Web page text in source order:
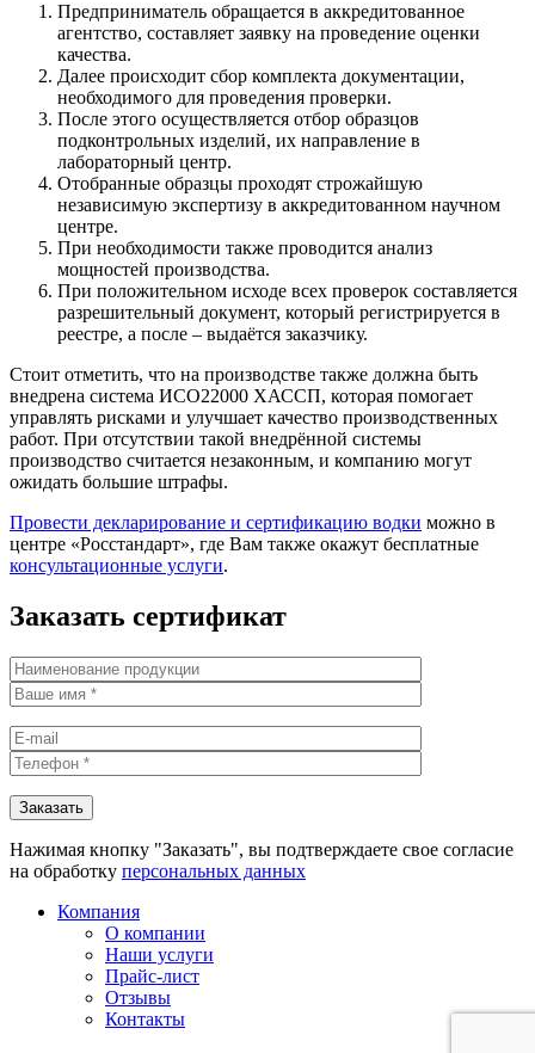
Предприниматель обращается в аккредитованное
агентство, составляет заявку на проведение оценки
качества.
Далее происходит сбор комплекта документации,
необходимого для проведения проверки.
После этого осуществляется отбор образцов
подконтрольных изделий, их направление в
лабораторный центр.
Отобранные образцы проходят строжайшую
независимую экспертизу в аккредитованном научном
центре.
При необходимости также проводится анализ
мощностей производства.
При положительном исходе всех проверок составляется
разрешительный документ, который регистрируется в
реестре, а после – выдаётся заказчику.
Стоит отметить, что на производстве также должна быть
внедрена система ИСО22000 ХАССП, которая помогает
управлять рисками и улучшает качество производственных
работ. При отсутствии такой внедрённой системы
производство считается незаконным, и компанию могут
ожидать большие штрафы.
Провести декларирование и сертификацию водки можно в
центре «Росстандарт», где Вам также окажут бесплатные
консультационные услуги.
Заказать сертификат
Нажимая кнопку "Заказать", вы подтверждаете свое согласие
на обработку персональных данных
Компания
О компании
Наши услуги
Прайс-лист
Отзывы
Контакты